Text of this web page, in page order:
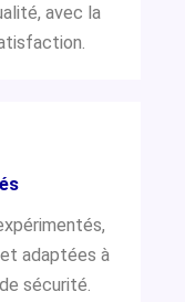
avec la
adaptées à
sécurité.